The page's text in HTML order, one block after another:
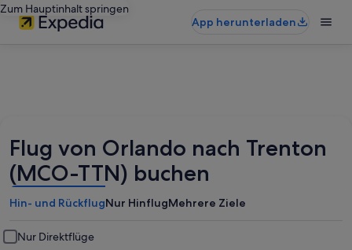
Zum Hauptinhalt springen
App herunterladen
Flug von Orlando nach Trenton
(MCO-TTN) buchen
Hin- und RückflugNur HinflugMehrere Ziele
Nur Direktflüge